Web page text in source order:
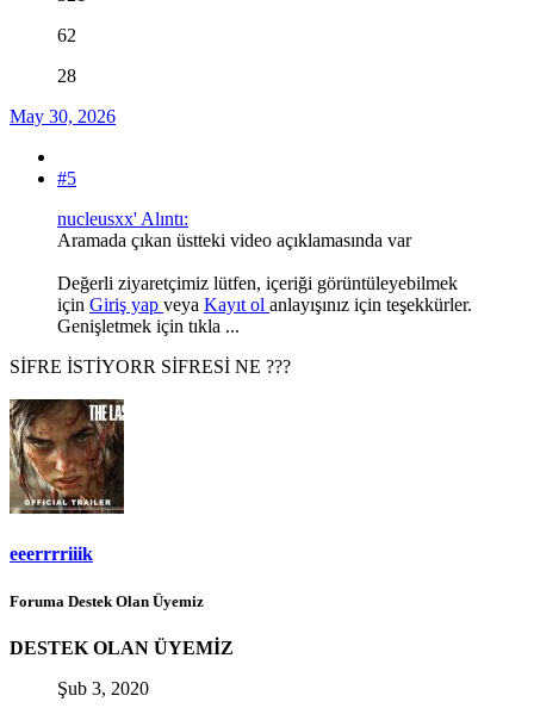
62
28
May 30, 2026
#5
nucleusxx' Alıntı:
Aramada çıkan üstteki video açıklamasında var
Değerli ziyaretçimiz lütfen, içeriği görüntüleyebilmek
için Giriş yap veya Kayıt ol anlayışınız için teşekkürler.
Genişletmek için tıkla ...
SİFRE İSTİYORR SİFRESİ NE ???
eeerrrriiik
Foruma Destek Olan Üyemiz
DESTEK OLAN ÜYEMİZ
Şub 3, 2020